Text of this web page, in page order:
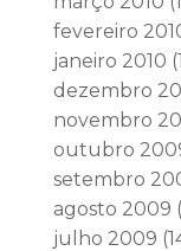
fevereiro
janeiro 2010
dezembro
novembro
outubro
setembro
agosto 2009
julho 2009